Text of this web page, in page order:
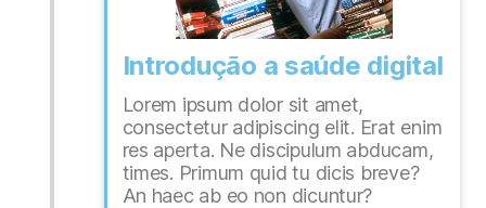
Introdução a saúde digital
Lorem ipsum dolor sit amet,
consectetur adipiscing elit. Erat enim
res aperta. Ne discipulum abducam,
times. Primum quid tu dicis breve?
An haec ab eo non dicuntur?